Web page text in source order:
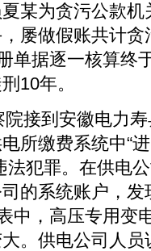
为贪污公款机
屡做假账共计
单据逐一核算终
10年。
接到安徽电力寿
所缴费系统中“
法犯罪。在供电
的系统账户，
中，高压专用变
。供电公司人